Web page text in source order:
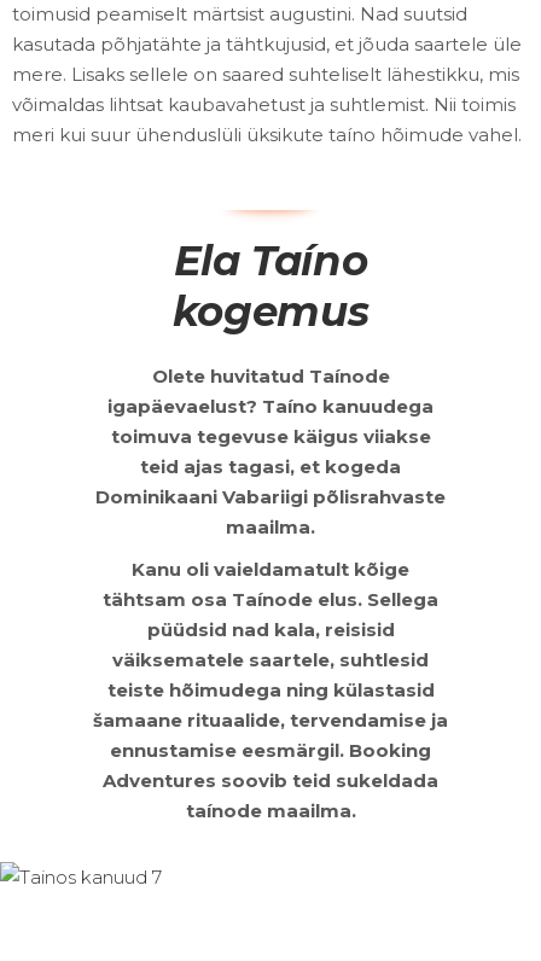
toimusid peamiselt märtsist augustini. Nad suutsid
kasutada põhjatähte ja tähtkujusid, et jõuda saartele üle
mere. Lisaks sellele on saared suhteliselt lähestikku, mis
võimaldas lihtsat kaubavahetust ja suhtlemist. Nii toimis
meri kui suur ühenduslüli üksikute taíno hõimude vahel.
Ela Taíno
kogemus
Olete huvitatud Taínode
igapäevaelust? Taíno kanuudega
toimuva tegevuse käigus viiakse
teid ajas tagasi, et kogeda
Dominikaani Vabariigi põlisrahvaste
maailma.
Kanu oli vaieldamatult kõige
tähtsam osa Taínode elus. Sellega
püüdsid nad kala, reisisid
väiksematele saartele, suhtlesid
teiste hõimudega ning külastasid
šamaane rituaalide, tervendamise ja
ennustamise eesmärgil. Booking
Adventures soovib teid sukeldada
taínode maailma.